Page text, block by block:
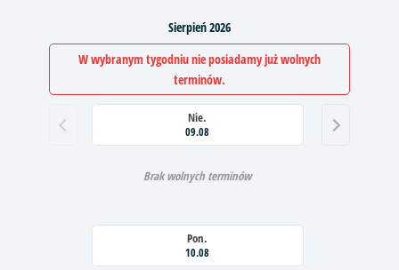
Sierpień 2026
W wybranym tygodniu nie posiadamy już wolnych
terminów.
Nie.
09.08
Brak wolnych terminów
Pon.
10.08